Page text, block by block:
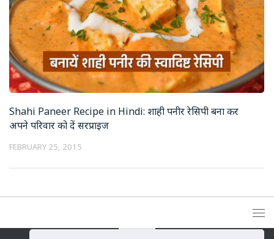
Shahi Paneer Recipe in Hindi: शाही पनीर रेसिपी बना कर
अपने परिवार को दें सरप्राइज
FEBRUARY 25, 2015